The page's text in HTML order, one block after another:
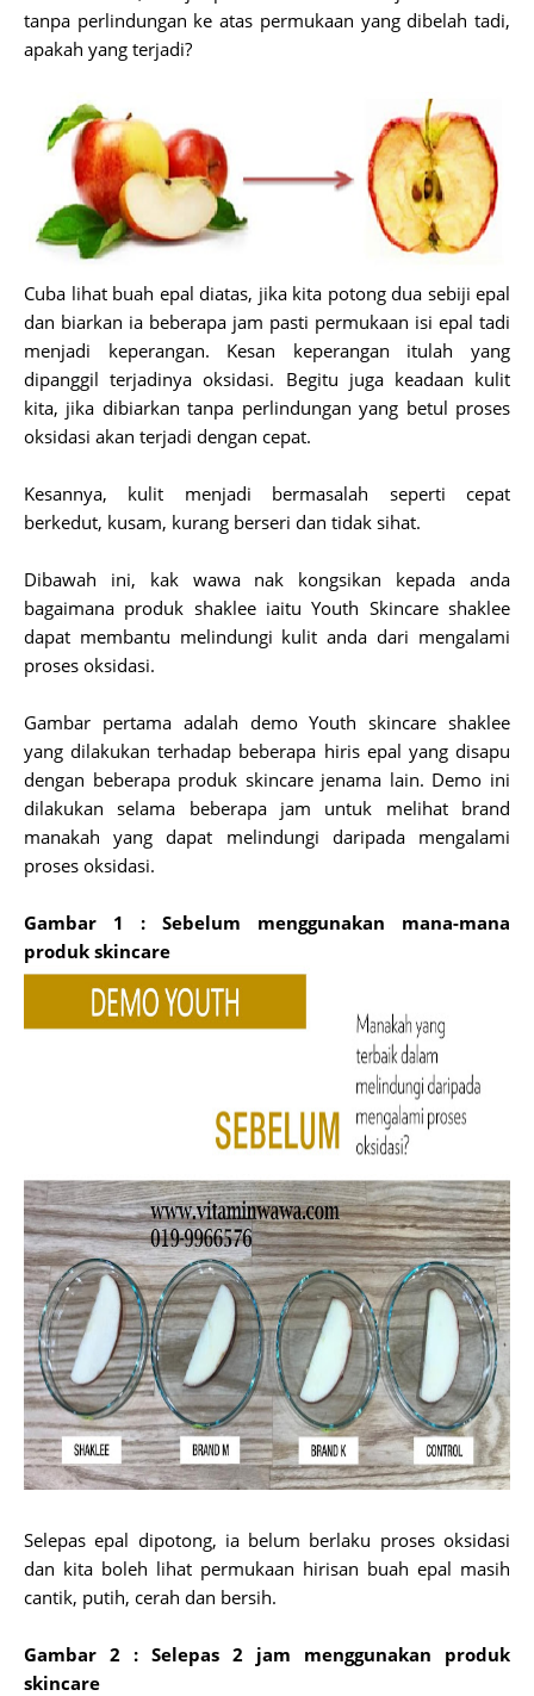
tanpa perlindungan ke atas permukaan yang dibelah tadi,
apakah yang terjadi?
Cuba lihat buah epal diatas, jika kita potong dua sebiji epal
dan biarkan ia beberapa jam pasti permukaan isi epal tadi
menjadi keperangan. Kesan keperangan itulah yang
dipanggil terjadinya oksidasi. Begitu juga keadaan kulit
kita, jika dibiarkan tanpa perlindungan yang betul proses
oksidasi akan terjadi dengan cepat.
Kesannya, kulit menjadi bermasalah seperti cepat
berkedut, kusam, kurang berseri dan tidak sihat.
Dibawah ini, kak wawa nak kongsikan kepada anda
bagaimana produk shaklee iaitu Youth Skincare shaklee
dapat membantu melindungi kulit anda dari mengalami
proses oksidasi.
Gambar pertama adalah demo Youth skincare shaklee
yang dilakukan terhadap beberapa hiris epal yang disapu
dengan beberapa produk skincare jenama lain. Demo ini
dilakukan selama beberapa jam untuk melihat brand
manakah yang dapat melindungi daripada mengalami
proses oksidasi.
Gambar 1 : Sebelum menggunakan mana-mana
produk skincare
Selepas epal dipotong, ia belum berlaku proses oksidasi
dan kita boleh lihat permukaan hirisan buah epal masih
cantik, putih, cerah dan bersih.
Gambar 2 : Selepas 2 jam menggunakan produk
skincare